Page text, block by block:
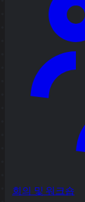
회의 및 워크숍